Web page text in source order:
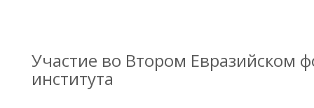
Участие во Втором Евразийском
института